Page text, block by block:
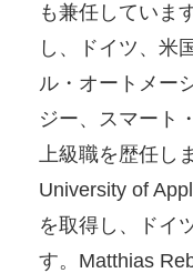
も兼任していま
し、ドイツ、米
ル・オートメー
ジー、スマート
上級職を歴任し
University of
を取得し、ドイ
す。Matthias